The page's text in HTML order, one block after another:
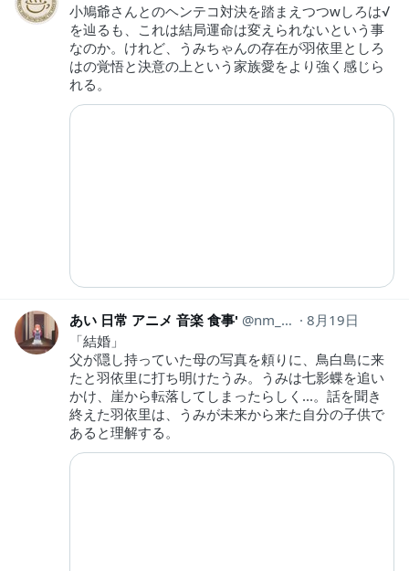
小鳩爺さんとのヘンテコ対決を踏まえつつwしろは√
を辿るも、これは結局運命は変えられないという事
なのか。けれど、うみちゃんの存在が羽依里としろ
はの覚悟と決意の上という家族愛をより強く感じら
れる。
あい 日常 アニメ 音楽 食事' nm_hh440
8月19日
「結婚」
父が隠し持っていた母の写真を頼りに、鳥白島に来
たと羽依里に打ち明けたうみ。うみは七影蝶を追い
かけ、崖から転落してしまったらしく...。話を聞き
終えた羽依里は、うみが未来から来た自分の子供で
あると理解する。